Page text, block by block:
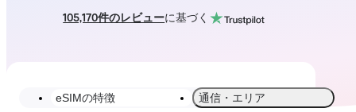
105,170件のレビューに基づく
eSIMの特徴 通信・エリア